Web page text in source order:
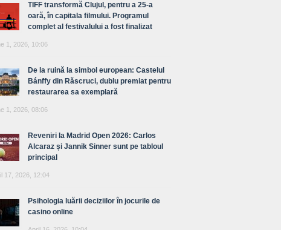
TIFF transformă Clujul, pentru a 25-a
oară, în capitala filmului. Programul
complet al festivalului a fost finalizat
1, 2026, 10:06
De la ruină la simbol european: Castelul
Bánffy din Răscruci, dublu premiat pentru
restaurarea sa exemplară
1, 2026, 08:06
Reveniri la Madrid Open 2026: Carlos
Alcaraz și Jannik Sinner sunt pe tabloul
principal
17, 2026, 12:04
Psihologia luării deciziilor în jocurile de
casino online